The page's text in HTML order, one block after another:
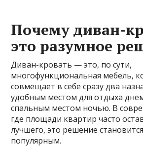
Почему диван-
это разумное
Диван-кровать — это, по сути,
многофункциональная мебель,
совмещает в себе сразу два
удобным местом для отдыха
спальным местом ночью. В
где площади квартир часто
лучшего, это решение
популярным.